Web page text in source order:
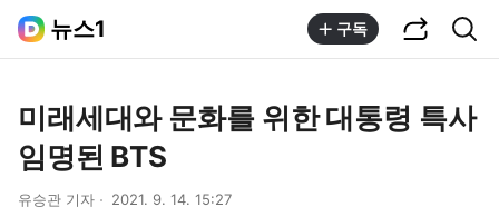
뉴스1 구독
미래세대와 문화를 위한 대통령 특사
임명된 BTS
유승관 기자 2021. 9. 14. 15:27